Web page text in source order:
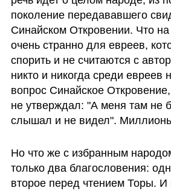
поколение передававшего
Синайском Откровении. Что
очень странно для евреев,
спорить и не считаются с
никто и никогда среди евреев
вопрос Синайское
не утверждал: "А меня там не
слышал и не видел".
Но что же с избранным
только два благословения:
второе перед чтением Торы. И